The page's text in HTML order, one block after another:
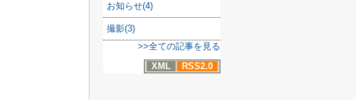
お知らせ(4)
撮影(3)
>>全ての記事を見る
XML
RSS2.0